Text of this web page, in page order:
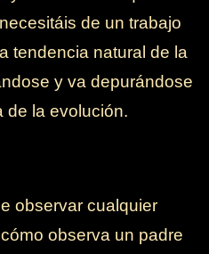
de un trabajo
tendencia natural de la
y va depurándose
de la evolución.
observar cualquier
observa un padre